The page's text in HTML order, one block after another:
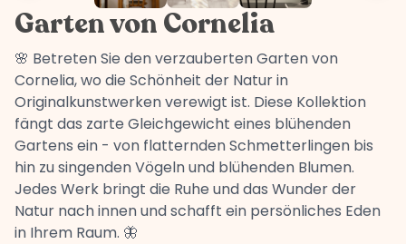
Garten von Cornelia
🌸 Betreten Sie den verzauberten Garten von
Cornelia, wo die Schönheit der Natur in
Originalkunstwerken verewigt ist. Diese Kollektion
fängt das zarte Gleichgewicht eines blühenden
Gartens ein - von flatternden Schmetterlingen bis
hin zu singenden Vögeln und blühenden Blumen.
Jedes Werk bringt die Ruhe und das Wunder der
Natur nach innen und schafft ein persönliches Eden
in Ihrem Raum. 🦋